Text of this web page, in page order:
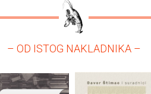
– OD ISTOG NAKLADNIKA –